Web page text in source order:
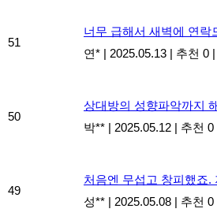
51
너무 급해서 새벽에 연락
연* | 2025.05.13 | 추천 0 |
50
상대방의 성향파악까지
박** | 2025.05.12 | 추천 0
49
처음엔 무섭고 창피했죠.
성** | 2025.05.08 | 추천 0